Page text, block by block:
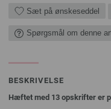
Sæt på ønskeseddel
Spørgsmål om denne
BESKRIVELSE
Hæftet med 13 opskrifter er